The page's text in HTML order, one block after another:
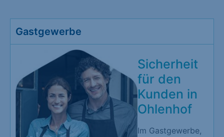
Gastgewerbe
Sicherheit
für den
Kunden in
Ohlenhof
Im Gastgewerbe,